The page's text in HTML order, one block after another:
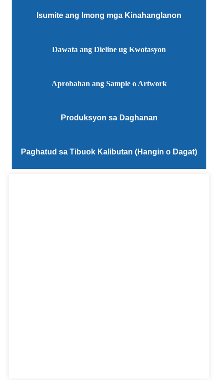
Isumite ang Imong mga Kinahanglanon
Dawata ang Dieline ug Kwotasyon
Aprobahan ang Sample o Artwork
Produksyon sa Daghanan
Paghatud sa Tibuok Kalibutan (Hangin o Dagat)